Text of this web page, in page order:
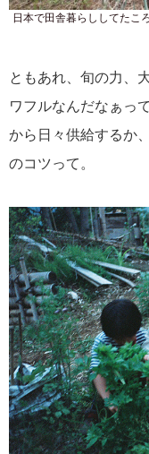
日本で田舎暮らししてたこ
ともあれ、旬の力、
ワフルなんだなぁっ
から日々供給するか
のコツって。